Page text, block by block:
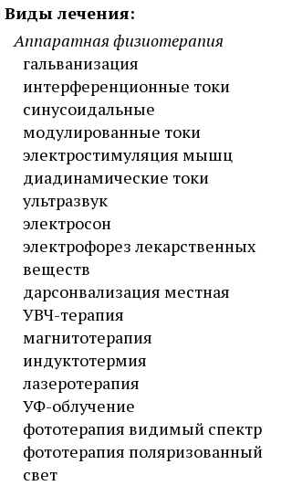
Виды лечения:
Аппаратная физиотерапия
гальванизация
интерференционные токи
синусоидальные
модулированные токи
электростимуляция мышц
диадинамические токи
ультразвук
электросон
электрофорез лекарственных
веществ
дарсонвализация местная
УВЧ-терапия
магнитотерапия
индуктотермия
лазеротерапия
УФ-облучение
фототерапия видимый спектр
фототерапия поляризованный
свет